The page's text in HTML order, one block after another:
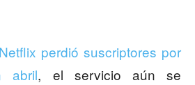
Netflix perdió suscriptores por
abril, el servicio aún se